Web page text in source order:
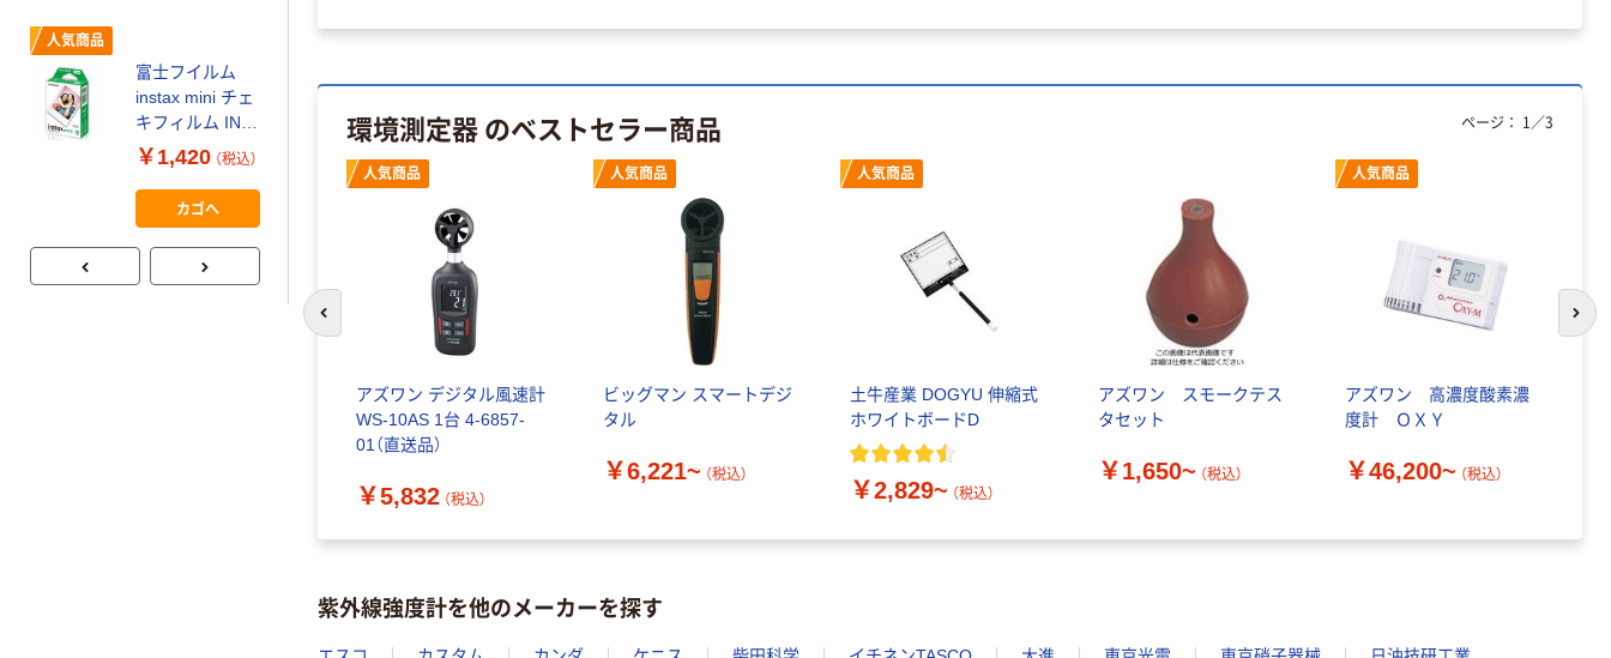
環境測定器 のベストセラー商品
人気商品
アズワン デジタル風速計
WS-10AS 1台 4-6857-
01（直送品）
￥5,832 （税込）
人気商品
ビッグマン スマートデジ
タル
￥6,221~ （税込）
人気商品
土牛産業 DOGYU 伸縮式
ホワイトボードD
￥2,829~ （税込）
アズワン スモークテス
タセット
￥1,650~ （税込）
人気商品
アズワン 高濃度酸素濃
度計 ＯＸＹ
￥46,200~ （税込）
ページ： 1 ／3
前のスライドへ 次
紫外線強度計を他のメーカーを探す
人気商品
富士フイルム
instax mini チェ
キフィルム INS
MINI JP1 1パッ
ク（10枚入り）
￥1,420 （税込）
カゴへ
本気プライス
【ガムテープ】ア
スクル 現場のチ
カラ 厚さ
0.22mm 布テー
本気プライス
ペーパータオル
中判 再生紙
100％ 200枚
FSC認証 シング
ル 大王製紙共同
企画 オリジナル
￥149~
￥377~
オリジナル
本気プライス
トファイル エコ